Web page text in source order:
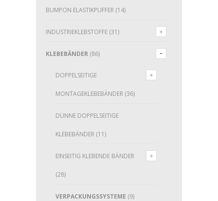
BUMPON ELASTIKPUFFER (14)
INDUSTRIEKLEBSTOFFE (31)
KLEBEBÄNDER (86)
DOPPELSEITIGE
MONTAGEKLEBEBÄNDER (36)
DÜNNE DOPPELSEITIGE
KLEBEBÄNDER (11)
EINSEITIG KLEBENDE BÄNDER
(28)
VERPACKUNGSSYSTEME (9)